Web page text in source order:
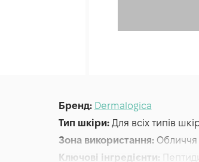
Бренд: Dermalogica
Тип шкіри: Для всіх типів
Зона використання: Обличчя
Ключові інгредієнти: